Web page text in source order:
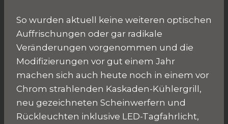
So wurden aktuell keine weiteren optischen
Auffrischungen oder gar radikale
Veränderungen vorgenommen und die
Modifizierungen vor gut einem Jahr
machen sich auch heute noch in einem vor
Chrom strahlenden Kaskaden-Kühlergrill,
neu gezeichneten Scheinwerfern und
Rückleuchten inklusive LED-Tagfahrlicht,